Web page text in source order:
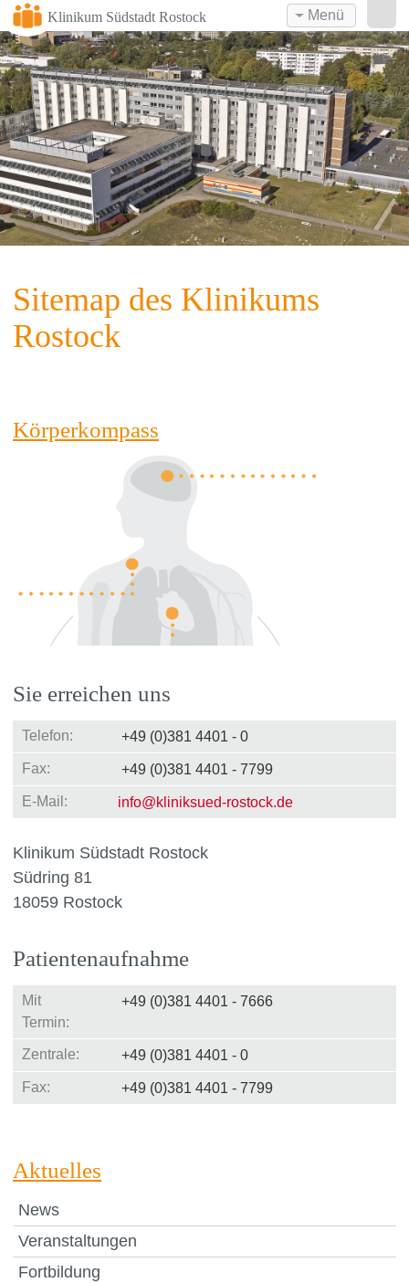
Klinikum Südstadt Rostock Menü
Sitemap des Klinikums
Rostock
Körperkompass
Sie erreichen uns
Telefon: +49 (0)381 4401 - 0
Fax: +49 (0)381 4401 - 7799
E-Mail: info@kliniksued-rostock.de
Klinikum Südstadt Rostock
Südring 81
18059 Rostock
Patientenaufnahme
Mit
Termin:
+49 (0)381 4401 - 7666
Zentrale: +49 (0)381 4401 - 0
Fax: +49 (0)381 4401 - 7799
Aktuelles
News
Veranstaltungen
Fortbildung